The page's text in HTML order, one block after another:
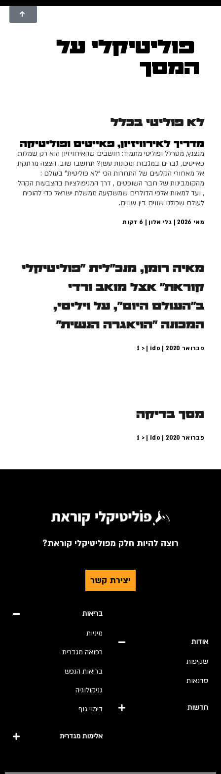
פוליטיקלי על
המסך
לא פוליטי בכלל
מדריך לאירוויזיון, פאייטים ופוליטיקה
מנצנץ, מטרלל ופוליטי מתמיד: חושבים שהאירוויזיון הוא רק שמלות
פאייטים, גברים במגבות ומכונות עשן? תחשבו שוב. הצצה מרתקת
אל מאחורי הקלעים של התחרות הכי "לא פוליטית" בעולם :
מהקומבינות של חבר השופטים , דרך המניפולציות בהצבעות הקהל
, ועד למאות אלפי הדולרים שמשקיעה ממשלת ישראל כדי להוכיח
לעולם שכולנו שווים בין שווים.
מאי 2026 | גלי אלון | 6 דקות
מאיה רומן, מנכ"לית "פוליטיקלי
קוראת" אצל מואב ורדי
ב"העולם היום", על ויליסי,
המכונה "הויאגרה הנשית"
פברואר 2020 | ido | < 1
מסך בדיקה
פברואר 2020 | ido | < 1
רוצה להיות חלק מפוליטיקלי קוראת?
יצירת קשר
אודות
שקיפות
סדנאות
חדשות
בריאות
מיניות
רפואה מגדרית
בריאות הנפש
גניקולוגיה
דימוי גוף
אלימות מגדרית